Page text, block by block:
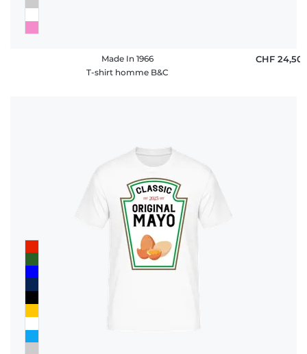
Made In 1966
T-shirt homme B&C
CHF 24,50